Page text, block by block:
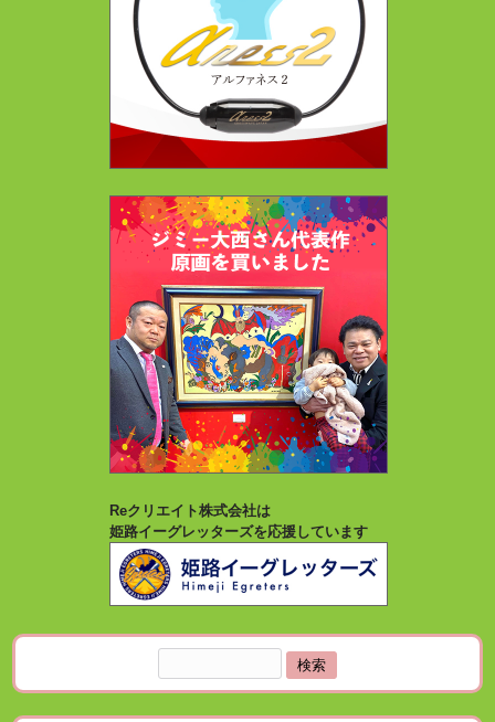
Reクリエイト株式会社は
姫路イーグレッターズを応援しています
索: